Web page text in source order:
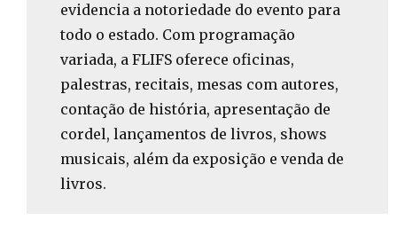
evidencia a notoriedade do evento para
todo o estado. Com programação
variada, a FLIFS oferece oficinas,
palestras, recitais, mesas com autores,
contação de história, apresentação de
cordel, lançamentos de livros, shows
musicais, além da exposição e venda de
livros.